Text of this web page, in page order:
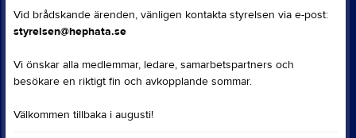
Vid brådskande ärenden, vänligen kontakta styrelsen via e-post:
styrelsen@hephata.se
Vi önskar alla medlemmar, ledare, samarbetspartners och
besökare en riktigt fin och avkopplande sommar.
Välkommen tillbaka i augusti!